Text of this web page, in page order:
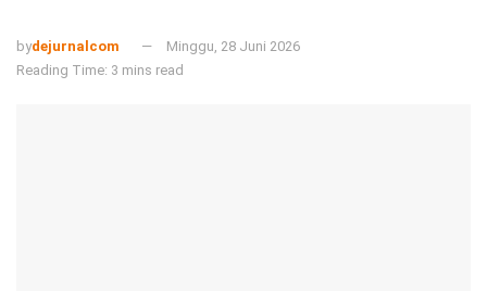
bydejurnalcom
Minggu, 28 Juni 2026
Reading Time: 3 mins read